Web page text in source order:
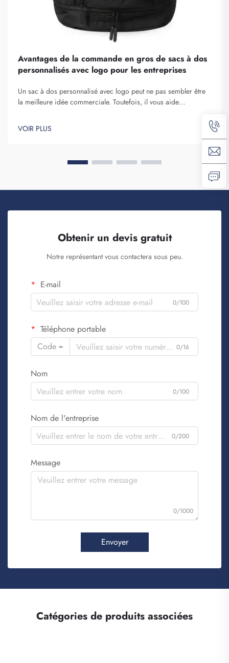
Avantages de la commande en gros de sacs à dos
personnalisés avec logo pour les entreprises
Un sac à dos personnalisé avec logo peut ne pas sembler être
la meilleure idée commerciale. Toutefois, il vous aide
une entreprise qui passe des commandes en gros de ces
articles afin de renforcer la notoriété de la marque. Vous savez,
VOIR PLUS
Obtenir un devis gratuit
Notre représentant vous contactera sous peu.
E-mail
0/100
Téléphone portable
Code
0/16
Nom
0/100
Nom de l'entreprise
0/200
Message
0/1000
Envoyer
Catégories de produits associées